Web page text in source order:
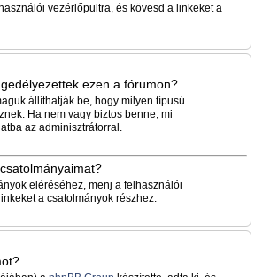
vezérlőpultra, és kövesd a linkeket a
ezen a fórumon?
állíthatják be, hogy milyen típusú
Ha nem vagy biztos benne, mi
az adminisztrátorral.
eléréséhez, menj a felhasználói
a csatolmányok részhez.